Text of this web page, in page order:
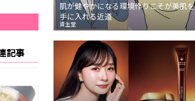
記事
肌が健やかになる環境作りこそが美肌を
手に入れる近道
資生堂